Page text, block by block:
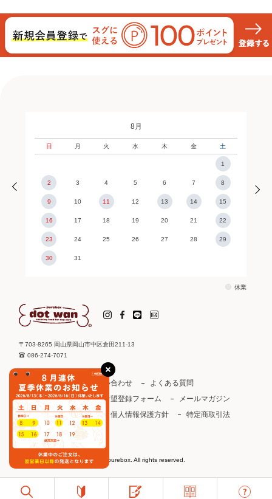
8月
日 月 火 水 木 金 土
1
2 3 4 5 6 7 8
9 10 11 12 13 14 15
16 17 18 19 20 21 22
23 24 25 26 27 28 29
30 31
休業
〒703-8265 岡山県岡山市中区倉田211-13
086-274-7071
ご利用ガイド お問い合わせ
よくある質問
取り扱い店
お取引希望登録フォーム
メールマガジン
ドットわんカタログ
個人情報保護方針
特定商取引法
会社概要
会員規約
©2003 purebox. All rights reserved.